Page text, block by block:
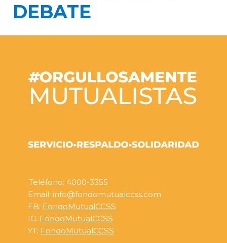
DEBATE
Teléfono: 4000-3355
Email: info@fondomutualccss.com
FB: FondoMutualCCSS
IG: FondoMutualCCSS
YT: FondoMutualCCSS